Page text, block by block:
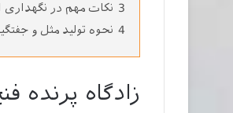
3 نکات مهم در نگهداری
4 نحوه تولید مثل و
زادگاه پرنده